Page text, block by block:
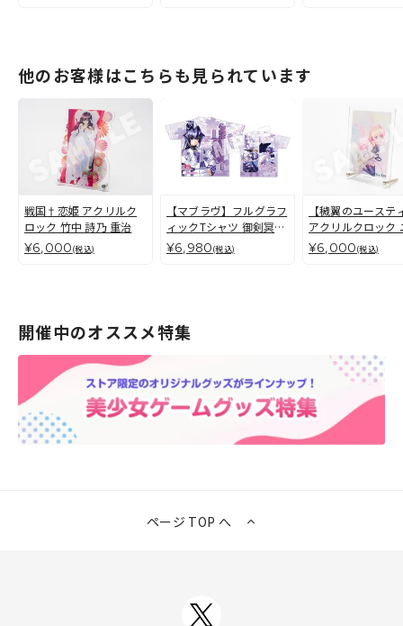
他のお客様はこちらも見られています
戦国†恋姫 アクリルク
ロック 竹中 詩乃 重治
¥6,000(税込)
【マブラヴ】フルグラフ
ィックTシャツ 御剣冥夜
（EXTRA編）
¥6,980(税込)
【穢翼のユーステ
アクリルクロック
スティア・アスト
¥6,000(税込)
開催中のオススメ特集
ページ TOP へ